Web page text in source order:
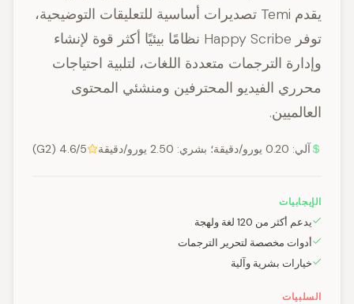
يقدم Temi تصديرات أساسية للتعليقات التوضيحية،
توفر Happy Scribe نظامًا بيئيًا أكثر قوة لإنشاء
وإدارة الترجمات متعددة اللغات، لتلبية احتياجات
محرري الفيديو المحترفين ومنشئي المحتوى
العالميين.
آلي: 0.20 يورو/دقيقة؛ بشري: 2.50 يورو/دقيقة 4.6/5 (G2)
الإيجابيات
يدعم أكثر من 120 لغة ولهجة
أدوات مخصصة لتحرير الترجمات
خيارات بشرية وآلية
السلبيات